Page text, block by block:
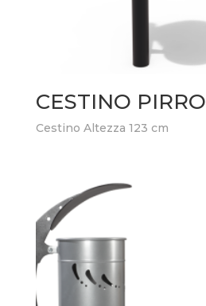
CESTINO PIRRO
Cestino Altezza 123 cm